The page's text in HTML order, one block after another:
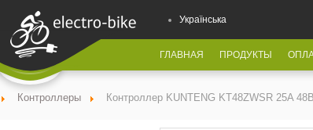
Українська
ГЛАВНАЯ ПРОДУКТЫ
Контроллеры Контроллер KUNTENG KT48ZWSR 25A